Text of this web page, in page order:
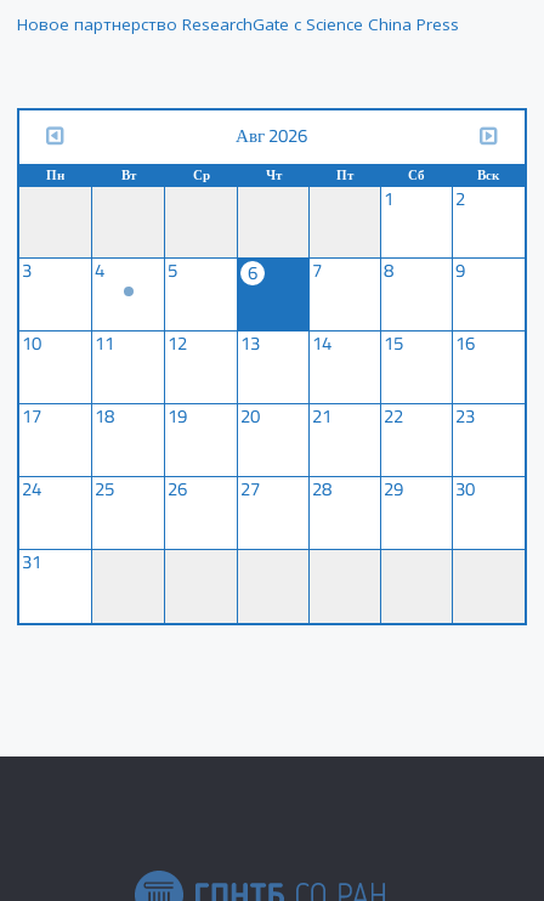
Новое партнерство ResearchGate с Science China Press
Авг 2026
Пн Вт Ср Чт Пт Сб Вск
1 2
3 4 5 6 7 8 9
10 11 12 13 14 15 16
17 18 19 20 21 22 23
24 25 26 27 28 29 30
31